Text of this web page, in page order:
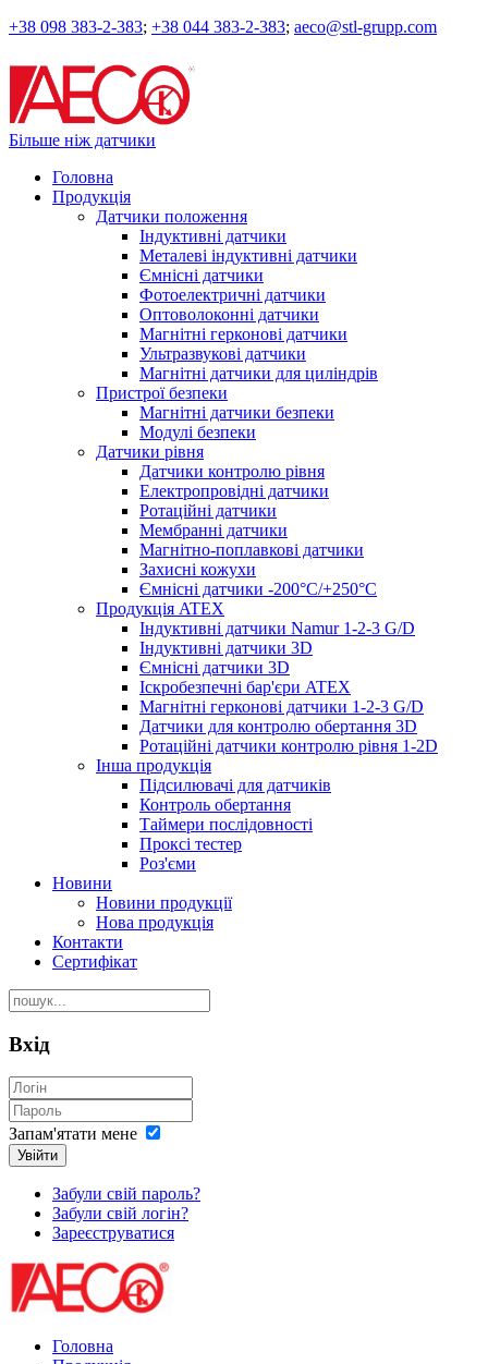
+38 098 383-2-383; +38 044 383-2-383; aeco@stl-grupp.com
Більше ніж датчики
Головна
Продукція
Датчики положення
Індуктивні датчики
Металеві індуктивні датчики
Ємнісні датчики
Фотоелектричні датчики
Оптоволоконні датчики
Магнітні герконові датчики
Ультразвукові датчики
Магнітні датчики для циліндрів
Пристрої безпеки
Магнітні датчики безпеки
Модулі безпеки
Датчики рівня
Датчики контролю рівня
Електропровідні датчики
Ротаційні датчики
Мембранні датчики
Магнітно-поплавкові датчики
Захисні кожухи
Ємнісні датчики -200°C/+250°C
Продукція ATEX
Індуктивні датчики Namur 1-2-3 G/D
Індуктивні датчики 3D
Ємнісні датчики 3D
Іскробезпечні бар'єри ATEX
Магнітні герконові датчики 1-2-3 G/D
Датчики для контролю обертання 3D
Ротаційні датчики контролю рівня 1-2D
Інша продукція
Підсилювачі для датчиків
Контроль обертання
Таймери послідовності
Проксі тестер
Роз'єми
Новини
Новини продукції
Нова продукція
Контакти
Сертифікат
Вхід
Запам'ятати мене
Увійти
Забули свій пароль?
Забули свій логін?
Зареєструватися
Головна